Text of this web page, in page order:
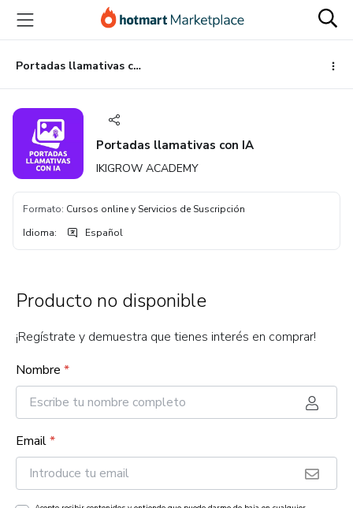
principal
página
de
página
Portadas llamativas con IA
Portadas llamativas con IA
IKIGROW ACADEMY
Formato: Cursos online y Servicios de Suscripción
Idioma: Español
Producto no disponible
¡Regístrate y demuestra que tienes interés en comprar!
Nombre *
Email*